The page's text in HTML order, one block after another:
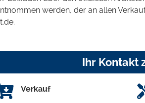
werden, der an allen
Ihr Kontakt
Verkauf